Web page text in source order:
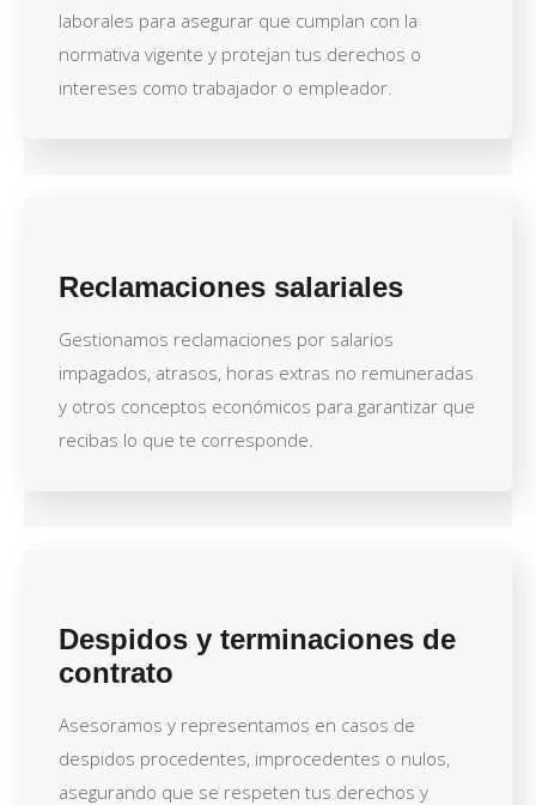
laborales para asegurar que cumplan con la
normativa vigente y protejan tus derechos o
intereses como trabajador o empleador.
Reclamaciones salariales
Gestionamos reclamaciones por salarios
impagados, atrasos, horas extras no remuneradas
y otros conceptos económicos para garantizar que
recibas lo que te corresponde.
Despidos y terminaciones de
contrato
Asesoramos y representamos en casos de
despidos procedentes, improcedentes o nulos,
asegurando que se respeten tus derechos y